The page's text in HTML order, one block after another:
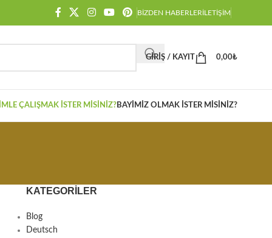
BIZDEN HABERLERİLETIŞIM
GIRIŞ / KAYIT 0,00₺
ÇALIŞMAK İSTER MISINIZ?BAYIMIZ OLMAK İSTER MISINIZ?
KATEGORILER
Blog
Deutsch